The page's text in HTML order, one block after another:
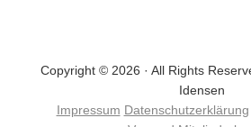
Copyright © 2026 · All Rights
Idensen
Impressum Datenschutzerklärung